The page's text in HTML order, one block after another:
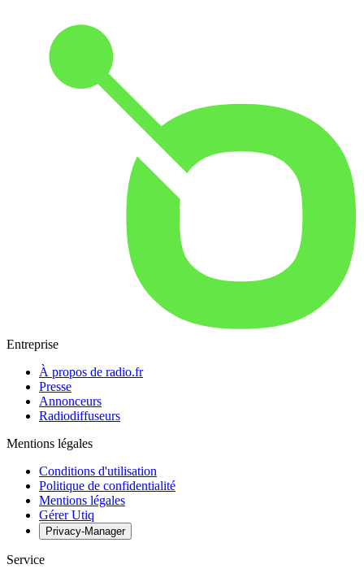
Entreprise
À propos de radio.fr
Presse
Annonceurs
Radiodiffuseurs
Mentions légales
Conditions d'utilisation
Politique de confidentialité
Mentions légales
Gérer Utiq
Privacy-Manager
Service